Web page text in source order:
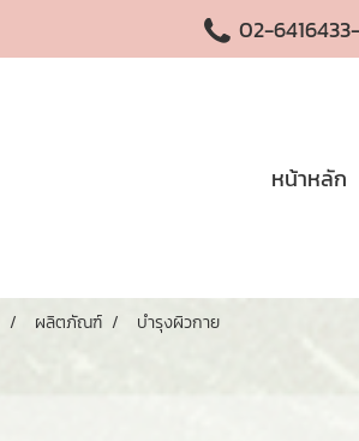
02-
หน้าหลัก
ผลิตภัณฑ์ บำรุงผิวกาย